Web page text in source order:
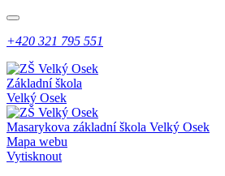
+420 321 795 551
Základní škola
Velký Osek
Masarykova základní škola Velký Osek
Mapa webu
Vytisknout